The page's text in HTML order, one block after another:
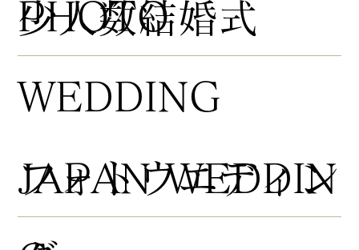
​少人数結婚式
​フォトウエディン
PHOTO
WEDDING
JAPAN WEDDIN